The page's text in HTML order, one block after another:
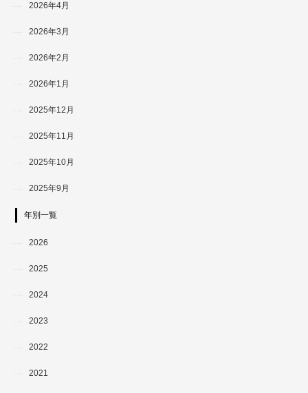
2026年4月
2026年3月
2026年2月
2026年1月
2025年12月
2025年11月
2025年10月
2025年9月
年別一覧
2026
2025
2024
2023
2022
2021